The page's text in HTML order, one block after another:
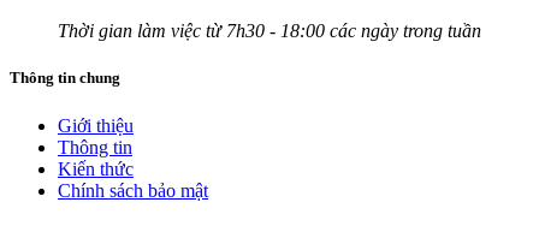
Thời gian làm việc từ 7h30 - 18:00 các ngày trong tuần
Thông tin chung
Giới thiệu
Thông tin
Kiến thức
Chính sách bảo mật